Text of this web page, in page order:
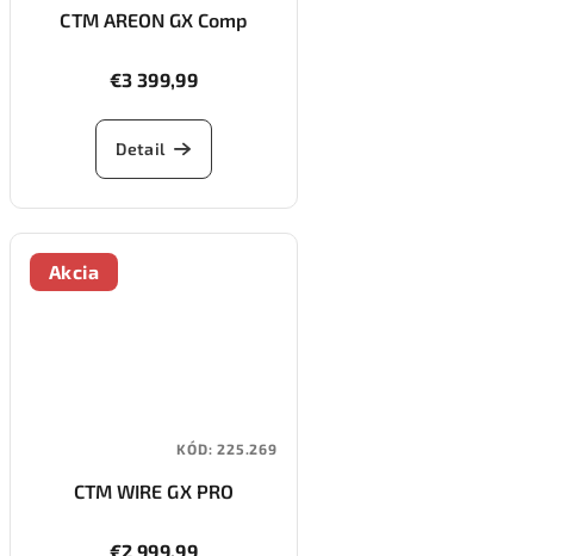
CTM AREON GX Comp
€3 399,99
Detail
Akcia
CTM WIRE GX PRO
€2 999,99
KÓD:225.269